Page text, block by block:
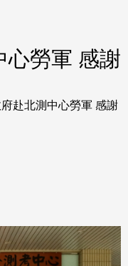
心勞軍 感謝
赴北測中心勞軍 感謝